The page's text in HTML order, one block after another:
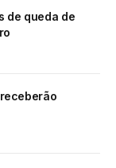
de queda de